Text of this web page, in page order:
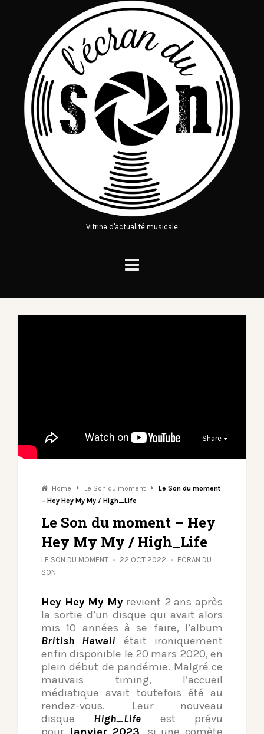
Vitrine d'actualité musicale
Share
Home Le Son du moment
Le Son du moment
– Hey Hey My My / High_Life
Le Son du moment – Hey
Hey My My / High_Life
LE SON DU MOMENT 22 OCT 2022
ECRAN DU
SON
Hey HeyMy My revient 2 ans après
la sortie d’un disque qui avait alors
mis 10 années à se faire, l’album
British Hawaii était ironiquement
enfin disponible le 20 mars 2020, en
plein début de pandémie. Malgré ce
mauvais timing, l’accueil
médiatique avait toutefois été au
rendez-vous. Leur nouveau
disque High_Life est prévu